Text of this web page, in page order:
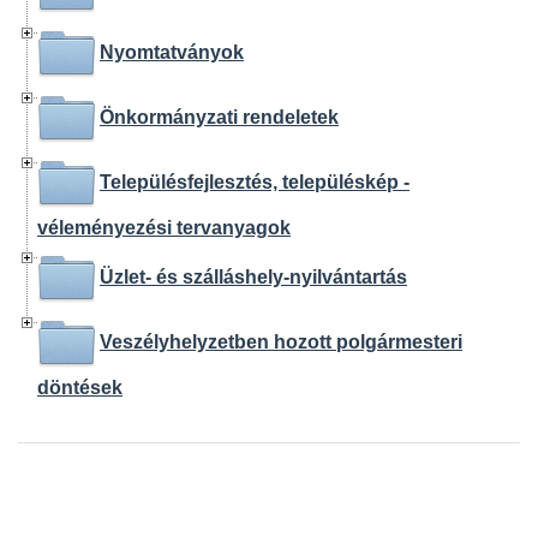
Nyomtatványok
Önkormányzati rendeletek
Településfejlesztés, településkép -
véleményezési tervanyagok
Üzlet- és szálláshely-nyilvántartás
Veszélyhelyzetben hozott polgármesteri
döntések